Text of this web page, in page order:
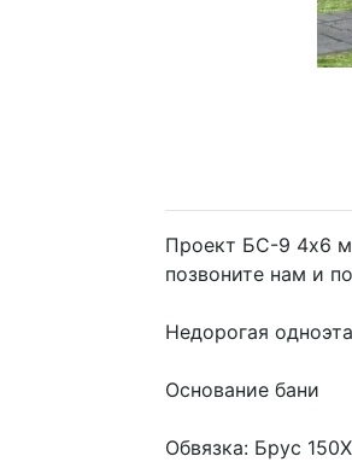
Проект БС-9 4х6 м
позвоните нам и
Недорогая
Основание бани
Обвязка: Брус